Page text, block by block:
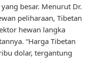
besar. Menurut Dr.
peliharaan, Tibetan
hewan langka
“Harga Tibetan
dolar, tergantung